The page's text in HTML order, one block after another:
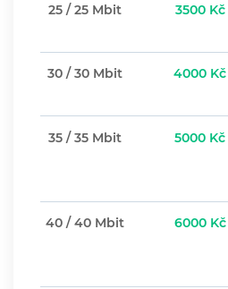
25 / 25 Mbit 3500 Kč
30 / 30 Mbit 4000 Kč
35 / 35 Mbit 5000 Kč
40 / 40 Mbit 6000 Kč